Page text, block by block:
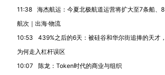
11:38
海杰航运：今夏北极航道运营将扩大至7条船、8
航次｜出海·物流
10:53
439%之后的6天：被硅谷和华尔街追捧的天才，
为何走入杠杆误区
10:07
陈龙：Token时代的商业与组织